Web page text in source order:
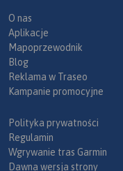
O nas
Aplikacje
Mapoprzewodnik
Blog
Reklama w Traseo
Kampanie promocyjne
Polityka prywatności
Regulamin
Wgrywanie tras Garmin
Dawna wersja strony